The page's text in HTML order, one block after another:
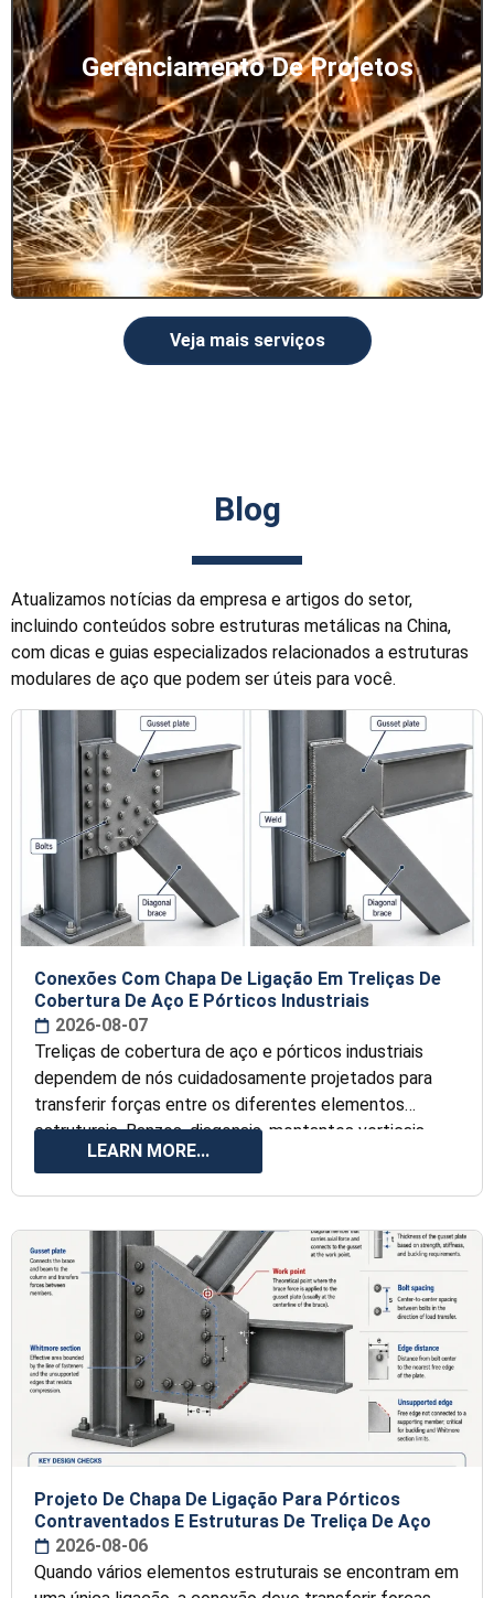
Gerenciamento De Projetos
Veja mais serviços
Blog
Atualizamos notícias da empresa e artigos do setor,
incluindo conteúdos sobre estruturas metálicas na China,
com dicas e guias especializados relacionados a estruturas
modulares de aço que podem ser úteis para você.
Conexões Com Chapa De Ligação Em Treliças De
Cobertura De Aço E Pórticos Industriais
2026-08-07
Treliças de cobertura de aço e pórticos industriais
dependem de nós cuidadosamente projetados para
transferir forças entre os diferentes elementos
estruturais. Banzos, diagonais, montantes verticais,
LEARN MORE...
Projeto De Chapa De Ligação Para Pórticos
Contraventados E Estruturas De Treliça De Aço
2026-08-06
Quando vários elementos estruturais se encontram em